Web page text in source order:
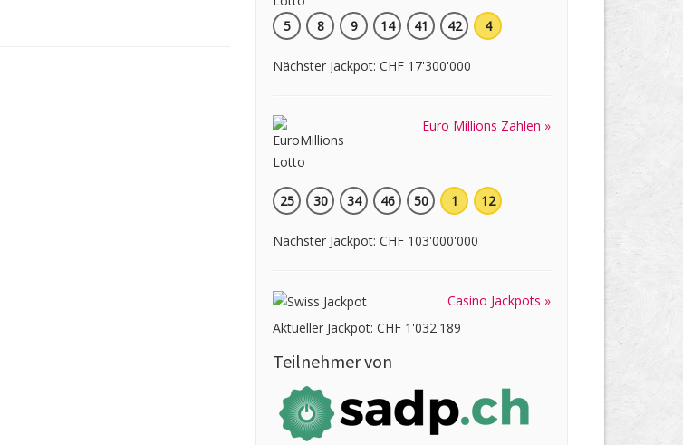
5 8 9 14 41 42 4
Nächster Jackpot: CHF 17'300'000
Euro Millions Zahlen »
25 30 34 46 50 1 12
Nächster Jackpot: CHF 103'000'000
Casino Jackpots »
Aktueller Jackpot: CHF 1'032'189
Teilnehmer von